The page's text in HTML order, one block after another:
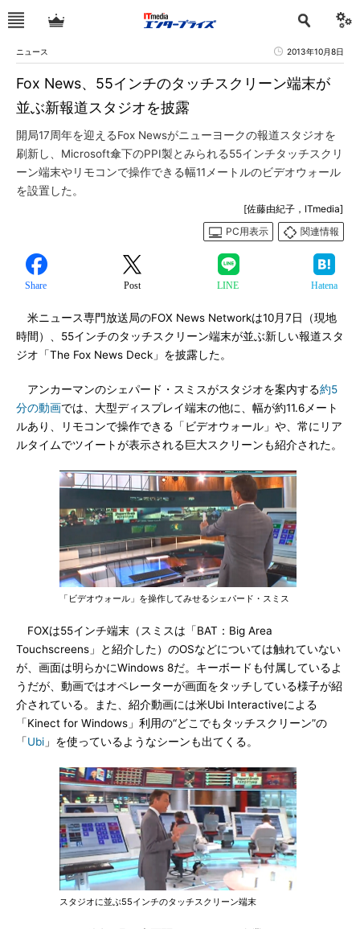
ニュース 2013年10月8日
Fox News、55インチのタッチスクリーン端末が
並ぶ新報道スタジオを披露
開局17周年を迎えるFox Newsがニューヨークの報道スタジオを
刷新し、Microsoft傘下のPPI製とみられる55インチタッチスクリ
ーン端末やリモコンで操作できる幅11メートルのビデオウォール
を設置した。
[佐藤由紀子，ITmedia]
PC用表示
関連情報
Share Post LINE Hatena
米ニュース専門放送局のFOX News Networkは10月7日（現地
時間）、55インチのタッチスクリーン端末が並ぶ新しい報道スタ
ジオ「The Fox News Deck」を披露した。
アンカーマンのシェパード・スミスがスタジオを案内する約5
分の動画では、大型ディスプレイ端末の他に、幅が約11.6メート
ルあり、リモコンで操作できる「ビデオウォール」や、常にリア
ルタイムでツイートが表示される巨大スクリーンも紹介された。
「ビデオウォール」を操作してみせるシェパード・スミス
FOXは55インチ端末（スミスは「BAT：Big Area
Touchscreens」と紹介した）のOSなどについては触れていない
が、画面は明らかにWindows 8だ。キーボードも付属しているよ
うだが、動画ではオペレーターが画面をタッチしている様子が紹
介されている。また、紹介動画には米Ubi Interactiveによる
「Kinect for Windows」利用の“どこでもタッチスクリーン”の
「Ubi 」を使っているようなシーンも出てくる。
スタジオに並ぶ55インチのタッチスクリーン端末